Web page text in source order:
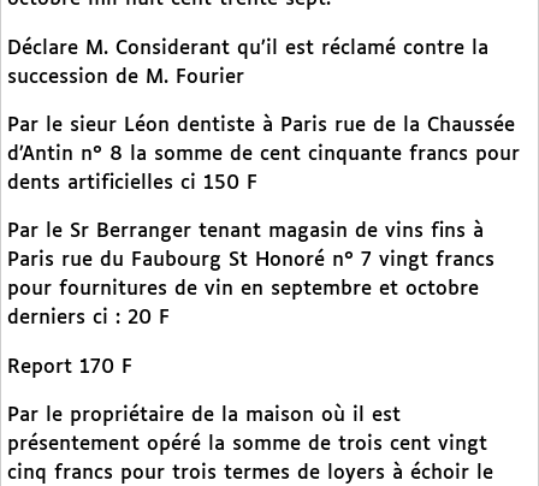
Déclare M. Considerant qu’il est réclamé contre la
succession de M. Fourier
Par le sieur Léon dentiste à Paris rue de la Chaussée
d’Antin n° 8 la somme de cent cinquante francs pour
dents artificielles ci 150 F
Par le Sr Berranger tenant magasin de vins fins à
Paris rue du Faubourg St Honoré n° 7 vingt francs
pour fournitures de vin en septembre et octobre
derniers ci : 20 F
Report 170 F
Par le propriétaire de la maison où il est
présentement opéré la somme de trois cent vingt
cinq francs pour trois termes de loyers à échoir le